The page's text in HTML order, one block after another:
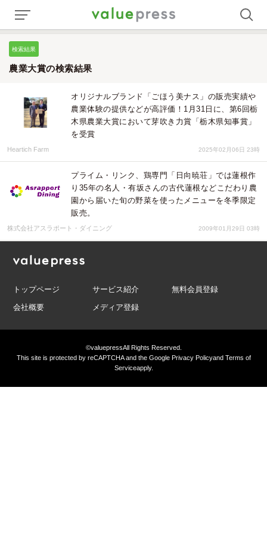
検索結果
農業大賞の検索結果
オリジナルブランド「ごほう美ナス」の販売実績や
農業体験の提供などが高評価！1月31日に、第6回栃
木県農業大賞において芽吹き力賞「栃木県知事賞」
を受賞
Heartich Farm 2025年02月06日 23時
プライム・リンク、鶏専門「日向暁荘」では蓮根作
り35年の名人・有坂さんの古代蓮根などこだわり農
園から届いた旬の野菜を使ったメニューを冬季限定
販売。
株式会社アスラポート・ダイニング 2009年01月29日 03時
トップページ サービス紹介
無料会員登録
会社概要
メディア登録
©valuepressAll Rights Reserved.
This site is protected by reCAPTCHA and the GooglePrivacy Policyand Terms of
Serviceapply.